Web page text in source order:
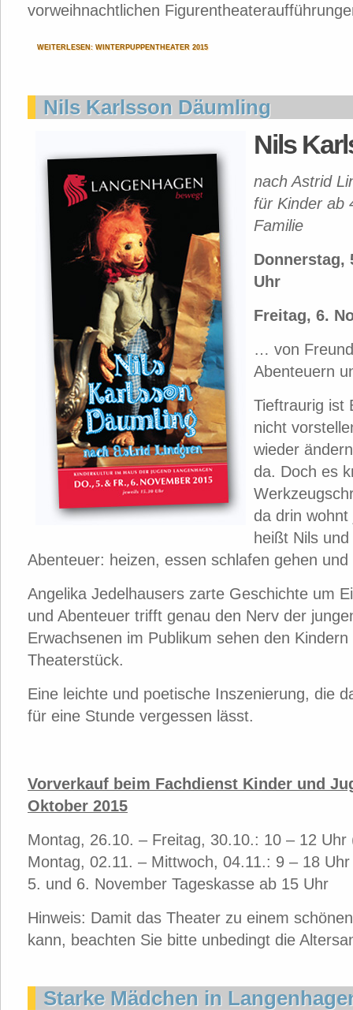
vorweihnachtlichen
WEITERLESEN: WINTERPUPPENTHEATER 2015
Nils Karlsson Däumling
Nils
nach Astrid
für Kinder ab
Familie
Donnerstag,
Uhr
Freitag, 6.
… von
Abenteuern
Tieftraurig ist
nicht
wieder
da. Doch es
da drin
heißt Nils
Abenteuer: heizen, essen schlafen gehen
Angelika Jedelhausers zarte Geschichte um
und Abenteuer trifft genau den Nerv der
Erwachsenen im Publikum sehen den
Theaterstück.
Eine leichte und poetische Inszenierung, die
für eine Stunde vergessen lässt.
Vorverkauf beim Fachdienst Kinder und
Oktober 2015
Montag, 26.10. – Freitag, 30.10.: 10 – 12 Uhr
Montag, 02.11. – Mittwoch, 04.11.: 9 – 18 Uhr
5. und 6. November Tageskasse ab 15 Uhr
Hinweis: Damit das Theater zu einem
kann, beachten Sie bitte unbedingt die
Starke Mädchen in